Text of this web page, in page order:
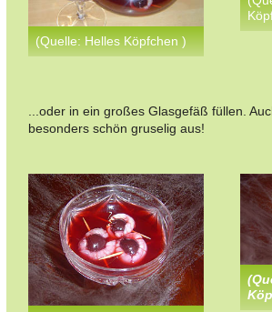
(Quelle: Helles Köpfchen )
...oder in ein großes Glasgefäß füllen.
besonders schön gruselig aus!